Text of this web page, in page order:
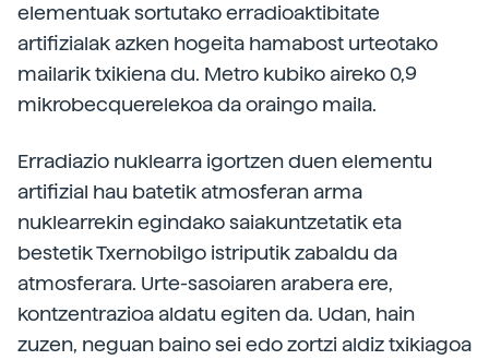
elementuak sortutako erradioaktibitate
artifizialak azken hogeita hamabost urteotako
mailarik txikiena du. Metro kubiko aireko 0,9
mikrobecquerelekoa da oraingo maila.
Erradiazio nuklearra igortzen duen elementu
artifizial hau batetik atmosferan arma
nuklearrekin egindako saiakuntzetatik eta
bestetik Txernobilgo istriputik zabaldu da
atmosferara. Urte-sasoiaren arabera ere,
kontzentrazioa aldatu egiten da. Udan, hain
zuzen, neguan baino sei edo zortzi aldiz txikiagoa